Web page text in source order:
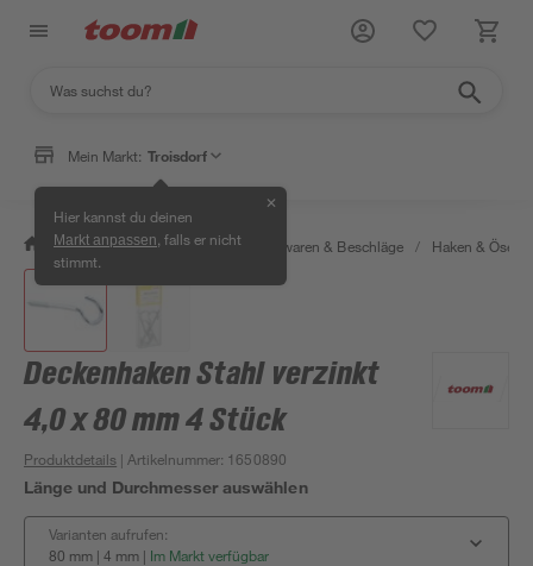
Mein Markt: Troisdorf
Hier kannst du deinen
Markt anpassen , falls er nicht
stimmt.
✕
/ Werkstatt & Maschinen / Eisenwaren & Beschläge / Haken & Ösen
Deckenhaken Stahl verzinkt
4,0 x 80 mm 4 Stück
Produktdetails | Artikelnummer: 1650890
Länge und Durchmesser auswählen
Varianten aufrufen:
80 mm | 4 mm | Im Markt verfügbar